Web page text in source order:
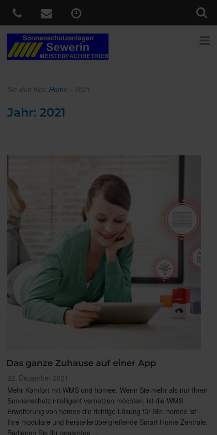
Sie sind hier: Home » 2021
Jahr: 2021
Das ganze Zuhause auf einer App
Veröffentlicht
am
22. Dezember 2021
Mehr Komfort mit WMS und homee. Wenn Sie mehr als nur Ihren
Sonnenschutz intelligent vernetzen möchten, ist die WMS
Erweiterung von homee die richtige Lösung für Sie. homee ist
Ihre modulare und herstellerübergreifende Smart Home Zentrale.
Bedienen Sie Ihr gesamtes …